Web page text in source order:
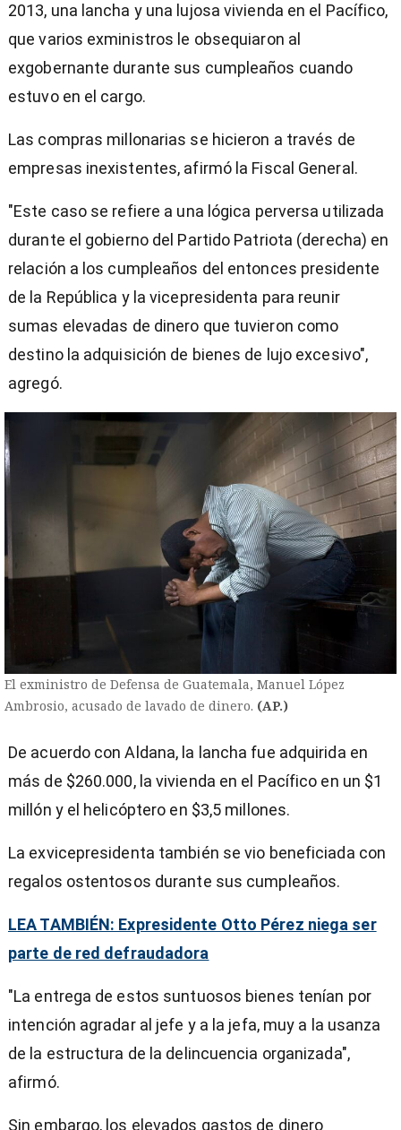
2013, una lancha y una lujosa vivienda en el Pacífico,
que varios exministros le obsequiaron al
exgobernante durante sus cumpleaños cuando
estuvo en el cargo.
Las compras millonarias se hicieron a través de
empresas inexistentes, afirmó la Fiscal General.
"Este caso se refiere a una lógica perversa utilizada
durante el gobierno del Partido Patriota (derecha) en
relación a los cumpleaños del entonces presidente
de la República y la vicepresidenta para reunir
sumas elevadas de dinero que tuvieron como
destino la adquisición de bienes de lujo excesivo",
agregó.
El exministro de Defensa de Guatemala, Manuel López
Ambrosio, acusado de lavado de dinero. (AP.)
De acuerdo con Aldana, la lancha fue adquirida en
más de $260.000, la vivienda en el Pacífico en un $1
millón y el helicóptero en $3,5 millones.
La exvicepresidenta también se vio beneficiada con
regalos ostentosos durante sus cumpleaños.
LEA TAMBIÉN: Expresidente Otto Pérez niega ser
parte de red defraudadora
"La entrega de estos suntuosos bienes tenían por
intención agradar al jefe y a la jefa, muy a la usanza
de la estructura de la delincuencia organizada",
afirmó.
Sin embargo, los elevados gastos de dinero